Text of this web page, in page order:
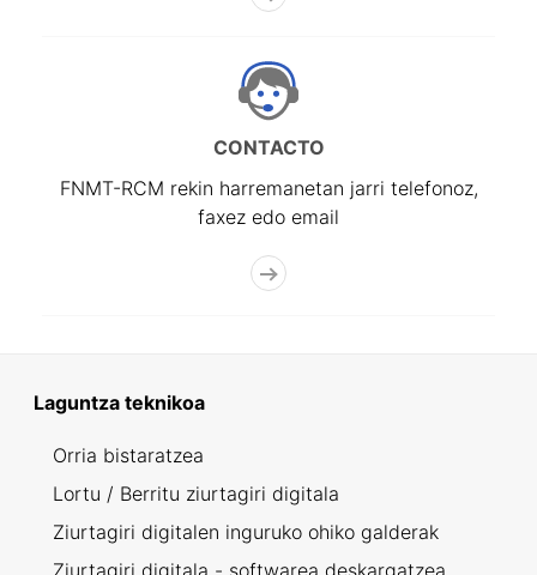
CONTACTO
FNMT-RCM rekin harremanetan jarri telefonoz,
faxez edo email
Laguntza teknikoa
Orria bistaratzea
Lortu / Berritu ziurtagiri digitala
Ziurtagiri digitalen inguruko ohiko galderak
Ziurtagiri digitala - softwarea deskargatzea